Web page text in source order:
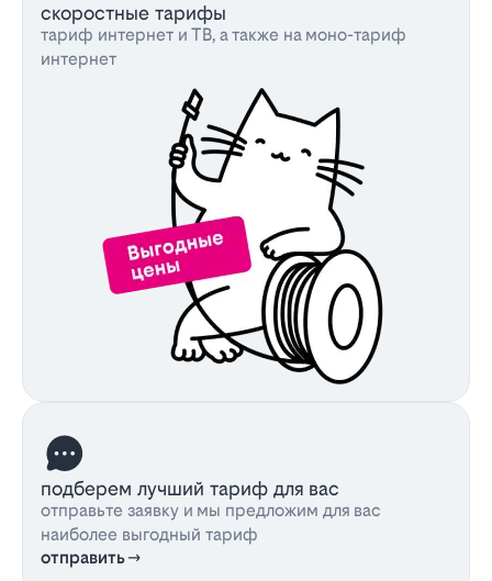
скоростные тарифы
тариф интернет и ТВ, а также на моно-тариф
интернет
подберем лучший тариф для вас
отправьте заявку и мы предложим для вас
наиболее выгодный тариф
отправить